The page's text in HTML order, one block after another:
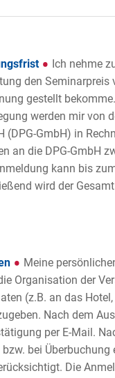
Ich nehme
den Seminarpreis
gestellt
werden mir von
GmbH) in
an die DPG-GmbH
kann bis
wird der
Meine
Organisation der
(z.B. an das Hotel,
Nach dem
per E-Mail.
bei Überbuchung
Die